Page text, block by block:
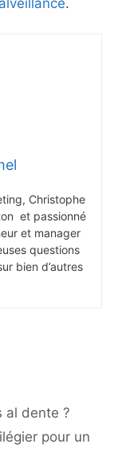
Christophe
et passionné
et manager
questions
bien d’autres
al dente ?
pour un